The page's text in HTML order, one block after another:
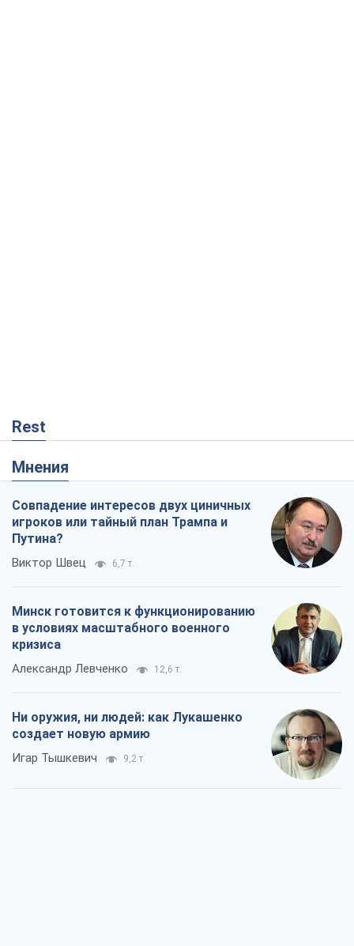
Rest
Мнения
Совпадение интересов двух циничных
игроков или тайный план Трампа и
Путина?
Виктор Швец 6,7 т.
Минск готовится к функционированию
в условиях масштабного военного
кризиса
Александр Левченко 12,6 т.
Ни оружия, ни людей: как Лукашенко
создает новую армию
Игар Тышкевич 9,2 т.